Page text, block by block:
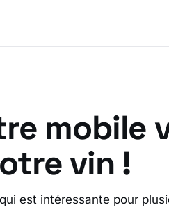
mobile
vin !
qui est intéressante pour